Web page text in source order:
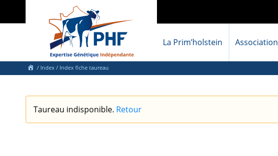
La Prim’holstein Association
/ Index / Index fiche taureau
Taureau indisponible. Retour